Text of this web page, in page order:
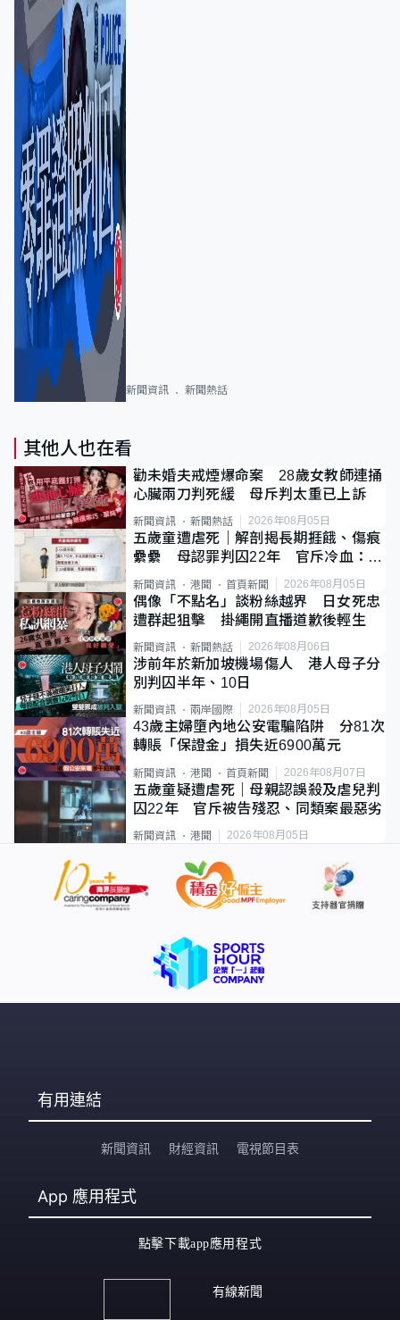
新聞資訊 新聞熱話
其他人也在看
勸未婚夫戒煙爆命案 28歲女教師連捅
心臟兩刀判死緩 母斥判太重已上訴
新聞資訊 新聞熱話 2026年08月05日
五歲童遭虐死｜解剖揭長期捱餓、傷痕
纍纍 母認罪判囚22年 官斥冷血：同
類案最惡劣
新聞資訊 港聞 首頁新聞 2026年08月05日
偶像「不點名」談粉絲越界 日女死忠
遭群起狙擊 掛繩開直播道歉後輕生
新聞資訊 新聞熱話 2026年08月06日
涉前年於新加坡機場傷人 港人母子分
別判囚半年、10日
新聞資訊 兩岸國際 2026年08月05日
43歲主婦墮內地公安電騙陷阱 分81次
轉賬「保證金」損失近6900萬元
新聞資訊 港聞 首頁新聞 2026年08月07日
五歲童疑遭虐死｜母親認誤殺及虐兒判
囚22年 官斥被告殘忍、同類案最惡劣
新聞資訊 港聞 2026年08月05日
有用連結
新聞資訊 財經資訊 電視節目表
App 應用程式
點擊下載app應用程式
有線新聞